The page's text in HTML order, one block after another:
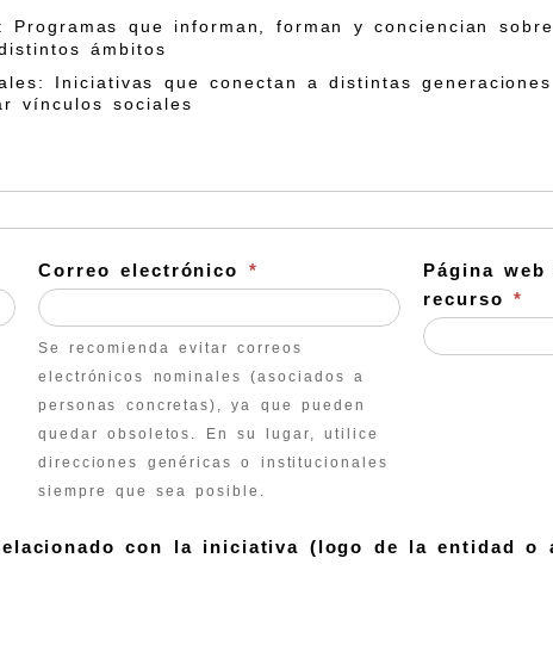
Programas que informan, forman y conciencian
ámbitos
Iniciativas que conectan a distintas
vínculos sociales
Correo electrónico *
Se recomienda evitar correos
electrónicos nominales (asociados a
personas concretas), ya que pueden
quedar obsoletos. En su lugar, utilice
direcciones genéricas o institucionales
siempre que sea posible.
Página
recurso *
con la iniciativa (logo de la entidad o